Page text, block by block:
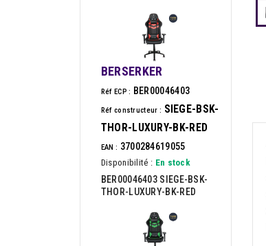
BERSERKER
Réf ECP : BER00046403
Réf constructeur : SIEGE-BSK-
THOR-LUXURY-BK-RED
EAN : 3700284619055
Disponibilité : En stock
BER00046403 SIEGE-BSK-
THOR-LUXURY-BK-RED